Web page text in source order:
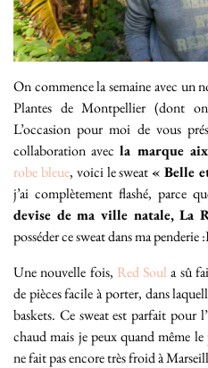
On commence la semaine avec un
Plantes de Montpellier (dont
L’occasion pour moi de vous
collaboration avecla marque
robe bleue, voici le sweat« Belle
j’ai complètement flashé, parce
devise de ma ville natale, La
posséder ce sweat dans ma penderie
Une nouvelle fois, Red Soul a sû
de pièces facile à porter, dans
baskets. Ce sweat est parfait pour
chaud mais je peux quand même
ne fait pas encore très froid à